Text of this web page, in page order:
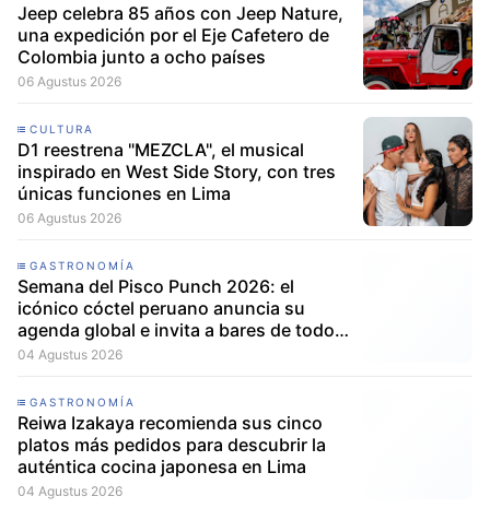
Jeep celebra 85 años con Jeep Nature,
una expedición por el Eje Cafetero de
Colombia junto a ocho países
06 Agustus 2026
CULTURA
D1 reestrena "MEZCLA", el musical
inspirado en West Side Story, con tres
únicas funciones en Lima
06 Agustus 2026
GASTRONOMÍA
Semana del Pisco Punch 2026: el
icónico cóctel peruano anuncia su
agenda global e invita a bares de todo
el mundo a participar
04 Agustus 2026
GASTRONOMÍA
Reiwa Izakaya recomienda sus cinco
platos más pedidos para descubrir la
auténtica cocina japonesa en Lima
04 Agustus 2026